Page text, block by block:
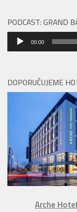
PODCAST: GRAND
Audio
přehrávač
00:00
DOPORUČUJEME
Arche